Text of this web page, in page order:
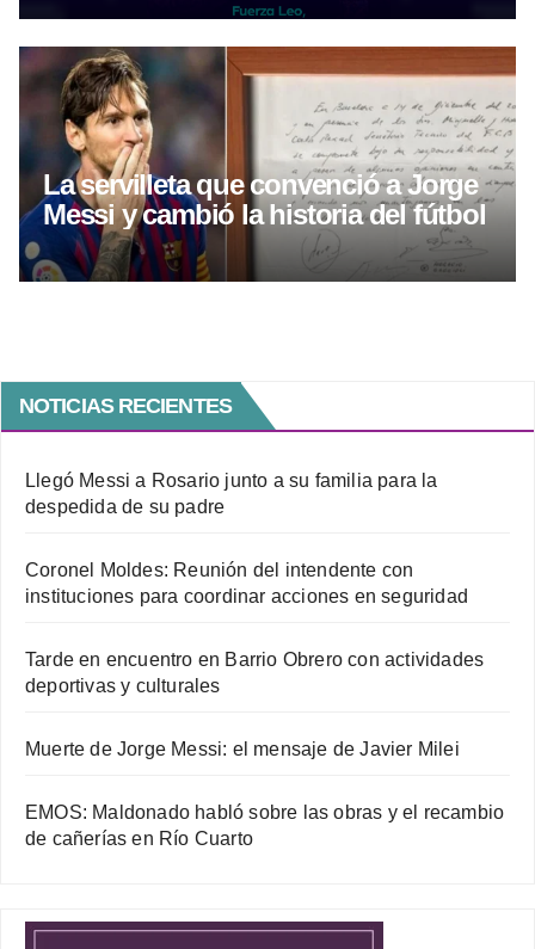
La servilleta que convenció a Jorge
Messi y cambió la historia del fútbol
NOTICIAS RECIENTES
Llegó Messi a Rosario junto a su familia para la
despedida de su padre
Coronel Moldes: Reunión del intendente con
instituciones para coordinar acciones en seguridad
Tarde en encuentro en Barrio Obrero con actividades
deportivas y culturales
Muerte de Jorge Messi: el mensaje de Javier Milei
EMOS: Maldonado habló sobre las obras y el recambio
de cañerías en Río Cuarto